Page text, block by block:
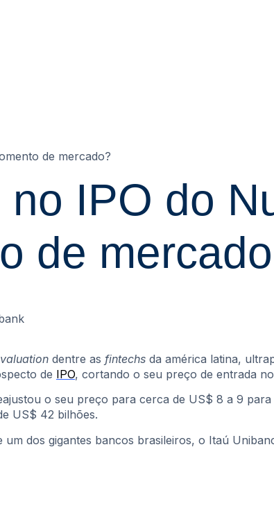
de mercado?
IPO do
de
valuation dentre as fintechs da américa latina,
de IPO, cortando o seu preço de entrada
o seu preço para cerca de US$ 8 a 9 para
US$ 42 bilhões.
dos gigantes bancos brasileiros, o Itaú